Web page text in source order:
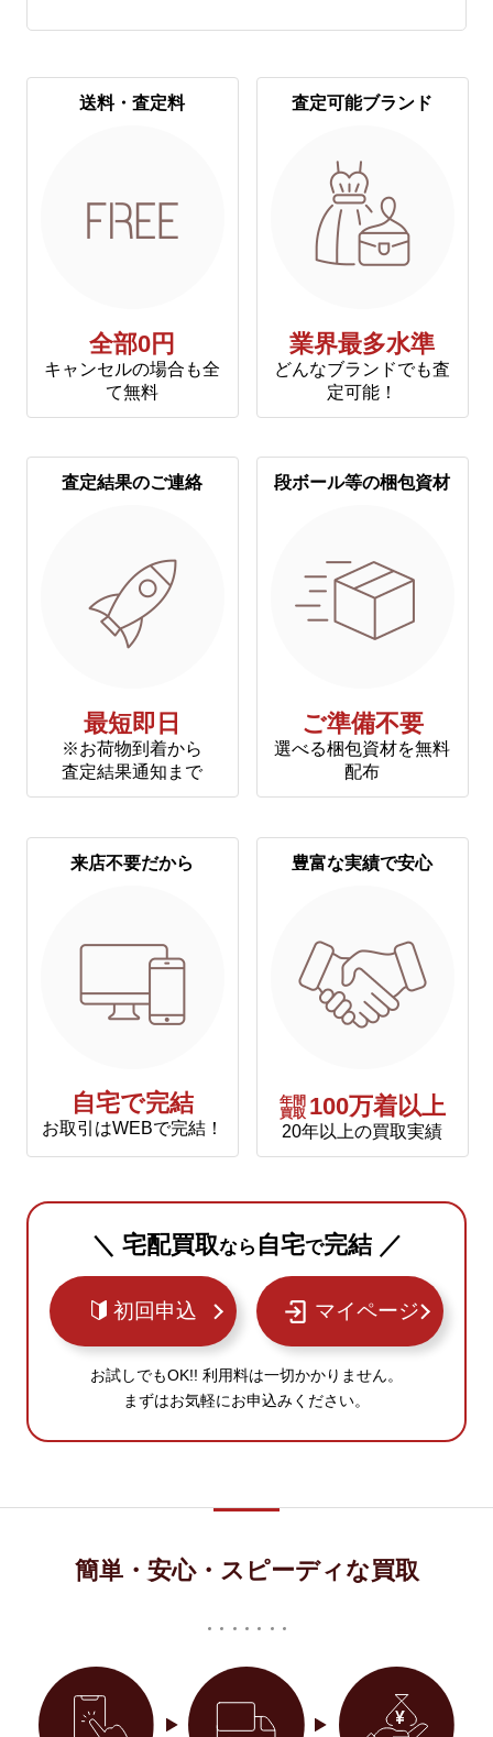
送料・査定料
全部0円
キャンセルの場合も全
て無料
査定可能ブランド
業界最多水準
どんなブランドでも査
定可能！
査定結果のご連絡
最短即日
※お荷物到着から
査定結果通知まで
段ボール等の梱包資材
ご準備不要
選べる梱包資材を無料
配布
来店不要だから
自宅で完結
お取引はWEBで完結！
豊富な実績で安心
年間
買取 100万着以上
20年以上の買取実績
＼ 宅配買取なら 自宅で完結 ／
初回申込 マイページ
お試しでもOK!! 利用料は一切かかりません。
まずはお気軽にお申込みください。
簡単・安心・スピーディな買取